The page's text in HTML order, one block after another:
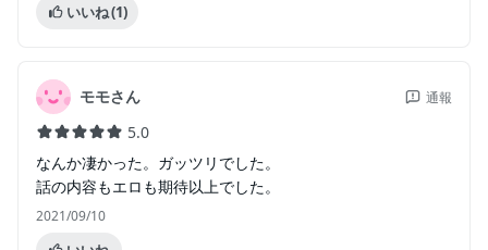
いいね(1)
モモさん 通報
5.0
なんか凄かった。ガッツリでした。
話の内容もエロも期待以上でした。
2021/09/10